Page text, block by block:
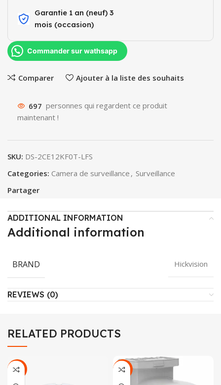
Garantie 1 an (neuf) 3
mois (occasion)​
Commander sur wathsapp
Comparer Ajouter à la liste des souhaits
697 personnes qui regardent ce produit
maintenant !
SKU: DS-2CE12KF0T-LFS
Categories: Camera de surveillance , Surveillance
Partager
ADDITIONAL INFORMATION
Additional information
BRAND Hickvision
REVIEWS (0)
RELATED PRODUCTS
-21% -18%